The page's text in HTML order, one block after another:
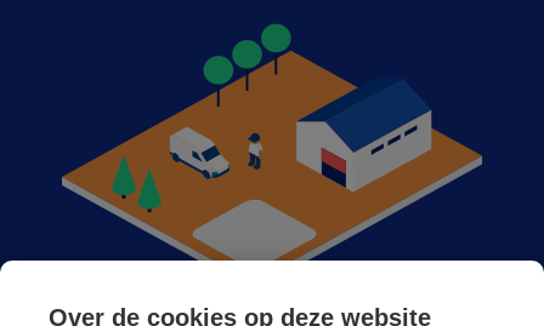
Over de cookies op deze website